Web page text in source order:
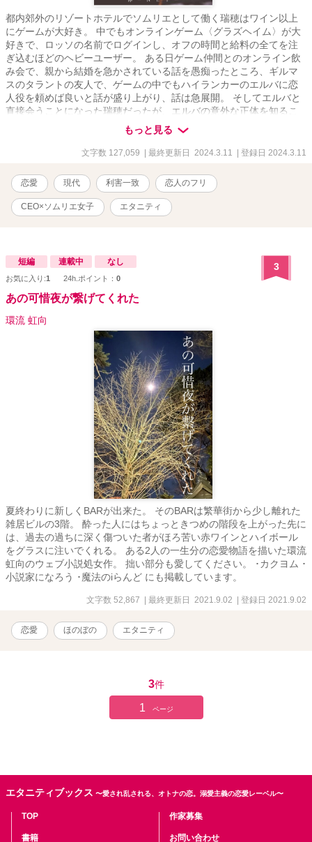
都内郊外のリゾートホテルでソムリエとして働く瑞穂はワイン以上
にゲームが大好き。 中でもオンラインゲーム〈グラズヘイム〉が大
好きで、ロッソの名前でログインし、オフの時間と給料の全てを注
ぎ込むほどのヘビーユーザー。 ある日ゲーム仲間とのオンライン飲
み会で、親から結婚を急かされている話を愚痴ったところ、ギルマ
スのタラントの友人で、ゲームの中でもハイランカーのエルバに恋
人役を頼めば良いと話が盛り上がり、話は急展開。 そしてエルバと
直接会うことになった瑞穂だったが、エルバの意外な正体を知るこ
とに⁉︎ Rシーンは※ ヒーロー視点は◇をつけてあります。 ★この作
品はエブリスタさんでも公開しています
もっと見る
文字数 127,059 | 最終更新日 2024.3.11 | 登録日 2024.3.11
恋愛 現代 利害一致 恋人のフリ
CEO×ソムリエ女子 エタニティ
短編 連載中 なし
お気に入り:1 24h.ポイント： 0
3
あの可惜夜が繋げてくれた
環流 虹向
夏終わりに新しくBARが出来た。 そのBARは繁華街から少し離れた
雑居ビルの3階。 酔った人にはちょっときつめの階段を上がった先に
は、過去の過ちに深く傷ついた者がほろ苦い赤ワインとハイボール
をグラスに注いでくれる。 ある2人の一生分の恋愛物語を描いた環流
虹向のウェブ小説処女作。 拙い部分も愛してください。 ･カクヨム ･
小説家になろう ･魔法のiらんど にも掲載しています。
文字数 52,867 | 最終更新日 2021.9.02 | 登録日 2021.9.02
恋愛 ほのぼの エタニティ
3件
1 ページ
エタニティブックス 〜愛され乱される、オトナの恋。溺愛主義の恋愛レーベル〜
TOP
書籍
作家募集
お問い合わせ